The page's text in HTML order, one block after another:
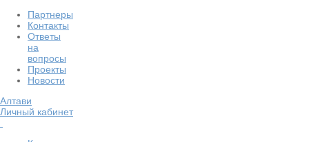
Партнеры
Контакты
Ответы
на
вопросы
Проекты
Новости
Алтави
Личный кабинет